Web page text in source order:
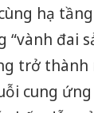
hạ
đai
trở
cung